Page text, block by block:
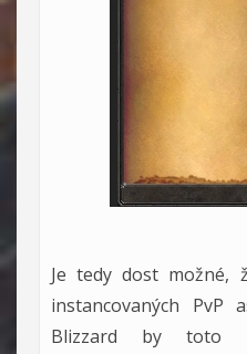
Je tedy dost možné,
instancovaných
Blizzard by toto